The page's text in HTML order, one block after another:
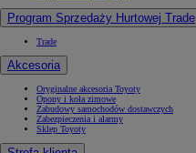
Program Sprzedaży Hurtowej Trade
Trade
Akcesoria
Oryginalne akcesoria Toyoty
Opony i koła zimowe
Zabudowy samochodów dostawczych
Zabezpieczenia i alarmy
Sklep Toyoty